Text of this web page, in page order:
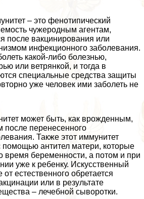
– это фенотипический
чужеродным агентам,
после вакцинирования или
инфекционного заболевания.
какой-либо болезнью,
или ветрянкой, и тогда в
специальные средства защиты
уже человек ими заболеть не
может быть, как врожденным,
после перенесенного
Также этот иммунитет
помощью антител матери, которые
время беременности, а потом и при
уже к ребенку. Искусственный
естественного обретается
или в результате
– лечебной сыворотки.